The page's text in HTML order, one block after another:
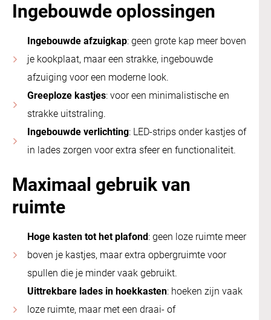
Ingebouwde oplossingen
Ingebouwde afzuigkap: geen grote kap meer boven
je kookplaat, maar een strakke, ingebouwde
afzuiging voor een moderne look.
Greeploze kastjes: voor een minimalistische en
strakke uitstraling.
Ingebouwde verlichting: LED-strips onder kastjes of
in lades zorgen voor extra sfeer en functionaliteit.
Maximaal gebruik van
ruimte
Hoge kasten tot het plafond : geen loze ruimte meer
boven je kastjes, maar extra opbergruimte voor
spullen die je minder vaak gebruikt.
Uittrekbare lades in hoekkasten: hoeken zijn vaak
loze ruimte, maar met een draai- of